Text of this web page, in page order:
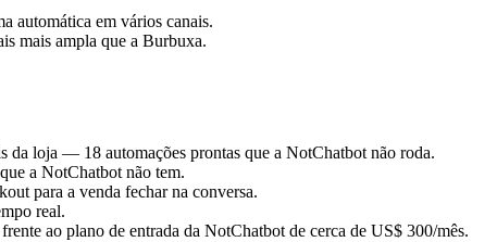
automática em vários canais.
mais ampla que a Burbuxa.
da loja — 18 automações prontas que a NotChatbot não roda.
a NotChatbot não tem.
para a venda fechar na conversa.
real.
ao plano de entrada da NotChatbot de cerca de US$ 300/mês.